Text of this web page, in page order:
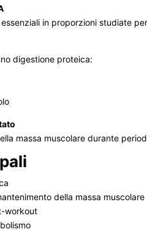
in proporzioni studiate
digestione proteica:
massa muscolare durante
della massa muscolare
workout